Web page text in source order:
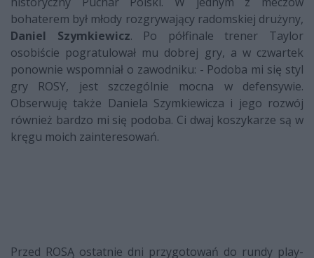
bohaterem był młody rozgrywający radomskiej drużyny,
Daniel Szymkiewicz. Po półfinale trener Taylor
osobiście pogratulował mu dobrej gry, a w czwartek
ponownie wspomniał o zawodniku: - Podoba mi się styl
gry ROSY, jest szczególnie mocna w defensywie.
Obserwuję także Daniela Szymkiewicza i jego rozwój
również bardzo mi się podoba. Ci dwaj koszykarze są w
kręgu moich zainteresowań.
Przed ROSĄ ostatnie dni przygotowań do rundy play-